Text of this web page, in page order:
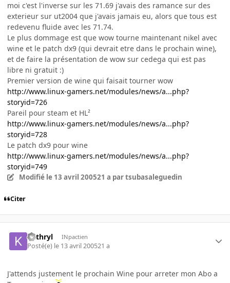
moi c'est l'inverse sur les 71.69 j'avais des ramance sur des
exterieur sur ut2004 que j'avais jamais eu, alors que tous est
redevenu fluide avec les 71.74.
Le plus dommage est que wow tourne maintenant nikel avec
wine et le patch dx9 (qui devrait etre dans le prochain wine),
et de faire la présentation de wow sur cedega qui est pas
libre ni gratuit :)
Premier version de wine qui faisait tourner wow
http://www.linux-gamers.net/modules/news/a...php?
storyid=726
Pareil pour steam et HL²
http://www.linux-gamers.net/modules/news/a...php?
storyid=728
Le patch dx9 pour wine
http://www.linux-gamers.net/modules/news/a...php?
storyid=749
Modifié le 13 avril 200521 a par tsubasaleguedin
Citer
kathryl INpactien
Posté(e) le 13 avril 200521 a
J'attends justement le prochain Wine pour arreter mon Abo a